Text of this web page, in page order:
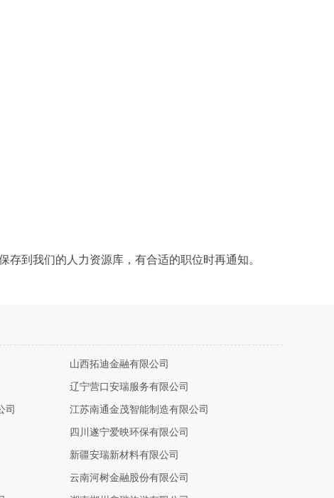
到我们的人力资源库，有合适的职位时再通知。
山西拓迪金融有限公司
辽宁营口安瑞服务有限公司
司 江苏南通金茂智能制造有限公司
四川遂宁爱映环保有限公司
新疆安瑞新材料有限公司
云南河树金融股份有限公司